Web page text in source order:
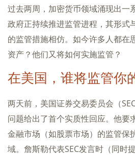
过去两周，加密货币领域涌现出一
政府正持续推进监管进程，其形式
的监管措施相仿。如今许多人都在
资产？他们又将如何实施监管？
在美国，谁将监管你
两天前，美国证券交易委员会（
问题给出了首个实质性回应。他要
金融市场（如股票市场）的监管保
域。詹斯勒代表SEC发言时（同时